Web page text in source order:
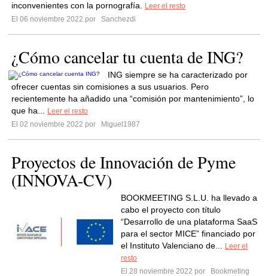
inconvenientes con la pornografía.
Leer el resto
El 06 noviembre 2022 por
Sanchezdi
¿Cómo cancelar tu cuenta de ING?
ING siempre se ha caracterizado por
ofrecer cuentas sin comisiones a sus usuarios. Pero
recientemente ha añadido una “comisión por mantenimiento”, lo
que ha...
Leer el resto
El 02 noviembre 2022 por
Miguel1987
Proyectos de Innovación de Pyme
(INNOVA-CV)
BOOKMEETING S.L.U. ha llevado a
cabo el proyecto con título
“Desarrollo de una plataforma SaaS
para el sector MICE” financiado por
el Instituto Valenciano de...
Leer el
resto
El 28 noviembre 2022 por
Bookmeting